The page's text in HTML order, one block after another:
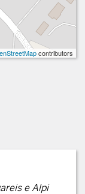
contributors
e Alpi